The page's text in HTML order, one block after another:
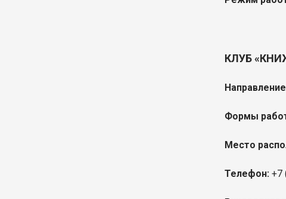
КЛУБ
Формы
Место
Телефон: +7